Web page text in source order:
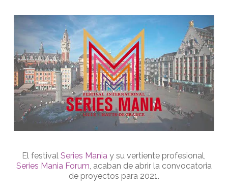
El festivalSeries Mania y su vertiente profesional,
Series Mania Forum, acaban de abrir la convocatoria
de proyectos para 2021.